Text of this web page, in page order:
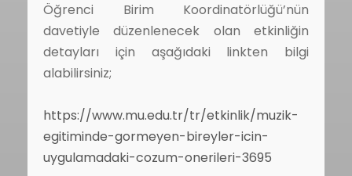
Öğrenci Birim Koordinatörlüğü’nün
davetiyle düzenlenecek olan etkinliğin
detayları için aşağıdaki linkten bilgi
alabilirsiniz;
https://www.mu.edu.tr/tr/etkinlik/muzik-
egitiminde-gormeyen-bireyler-icin-
uygulamadaki-cozum-onerileri-3695